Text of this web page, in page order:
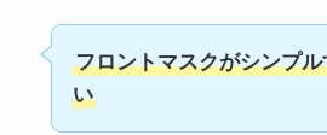
フロントマスクがシンプ
い